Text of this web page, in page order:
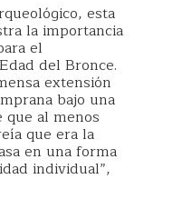
esta
la importancia
el
del Bronce.
extensión
bajo una
que al menos
que era la
en una forma
individual”,